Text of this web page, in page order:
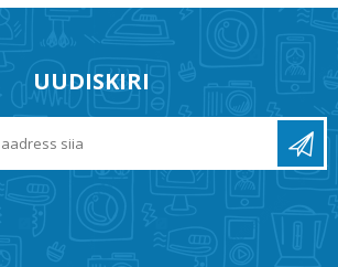
UUDISKIRI